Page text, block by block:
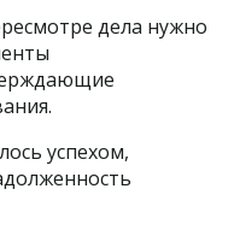
дела нужно
успехом,